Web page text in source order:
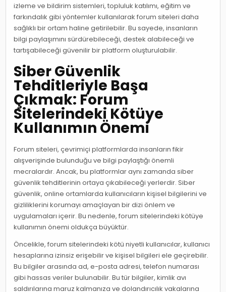
izleme ve bildirim sistemleri, topluluk katılımı, eğitim ve
farkındalık gibi yöntemler kullanılarak forum siteleri daha
sağlıklı bir ortam haline getirilebilir. Bu sayede, insanların
bilgi paylaşımını sürdürebileceği, destek alabileceği ve
tartışabileceği güvenilir bir platform oluşturulabilir.
Siber Güvenlik
Tehditleriyle Başa
Çıkmak: Forum
Sitelerindeki Kötüye
Kullanımın Önemi
Forum siteleri, çevrimiçi platformlarda insanların fikir
alışverişinde bulunduğu ve bilgi paylaştığı önemli
mecralardır. Ancak, bu platformlar aynı zamanda siber
güvenlik tehditlerinin ortaya çıkabileceği yerlerdir. Siber
güvenlik, online ortamlarda kullanıcıların kişisel bilgilerini ve
gizliliklerini korumayı amaçlayan bir dizi önlem ve
uygulamaları içerir. Bu nedenle, forum sitelerindeki kötüye
kullanımın önemi oldukça büyüktür.
Öncelikle, forum sitelerindeki kötü niyetli kullanıcılar, kullanıcı
hesaplarına izinsiz erişebilir ve kişisel bilgileri ele geçirebilir.
Bu bilgiler arasında ad, e-posta adresi, telefon numarası
gibi hassas veriler bulunabilir. Bu tür bilgiler, kimlik avı
saldırılarına maruz kalmanıza ve dolandırıcılık vakalarına